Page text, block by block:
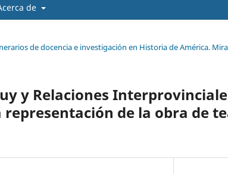
de
de docencia e investigación en Historia de América.
y Relaciones
representación de la obra de